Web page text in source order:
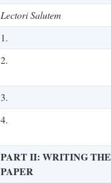
Lectori Salutem
1.
2.
3.
4.
PART II: WRITING THE
PAPER